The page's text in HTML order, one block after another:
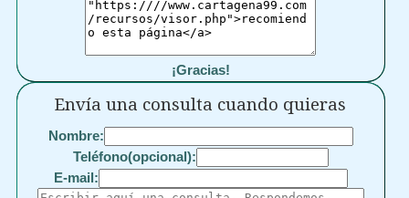
¡Gracias!
Envía una consulta cuando quieras
Nombre:
Teléfono(opcional):
E-mail: